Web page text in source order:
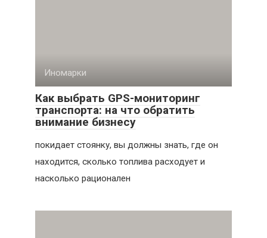
Иномарки
Как выбрать GPS-мониторинг
транспорта: на что обратить
внимание бизнесу
покидает стоянку, вы должны знать, где он
находится, сколько топлива расходует и
насколько рационален